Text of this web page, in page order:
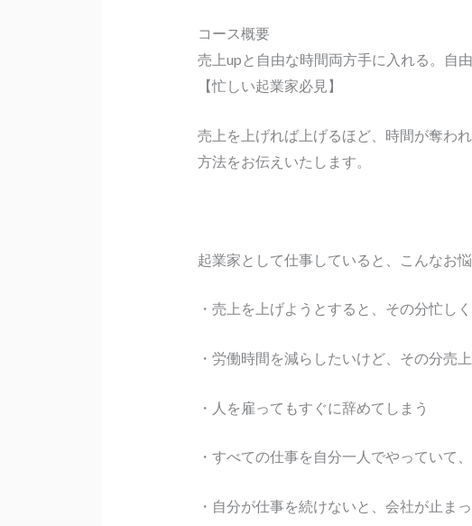
コース概要
売上upと自由な時間両方手に入れる。自
【忙しい起業家必見】
売上を上げれば上げるほど、時間が奪わ
方法をお伝えいたします。
起業家として仕事していると、こんなお
・売上を上げようとすると、その分忙し
・労働時間を減らしたいけど、その分売
・人を雇ってもすぐに辞めてしまう
・すべての仕事を自分一人でやっていて
・自分が仕事を続けないと、会社が止ま